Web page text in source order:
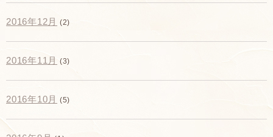
2016年12月 (2)
2016年11月 (3)
2016年10月 (5)